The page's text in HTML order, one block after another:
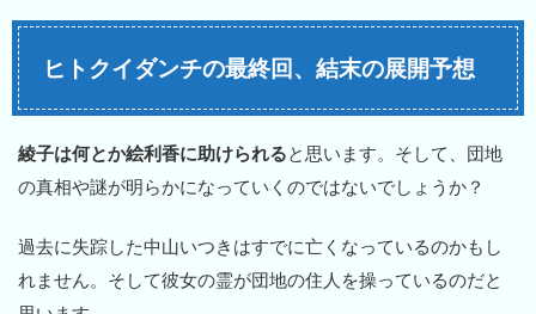
ヒトクイダンチの最終回、結末の展開予想
綾子は何とか絵利香に助けられると思います。そして、団地
の真相や謎が明らかになっていくのではないでしょうか？
過去に失踪した中山いつきはすでに亡くなっているのかもし
れません。そして彼女の霊が団地の住人を操っているのだと